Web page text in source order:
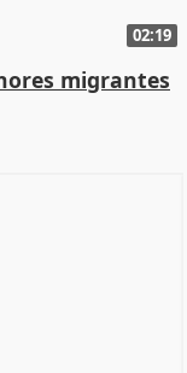
02:19
migrantes